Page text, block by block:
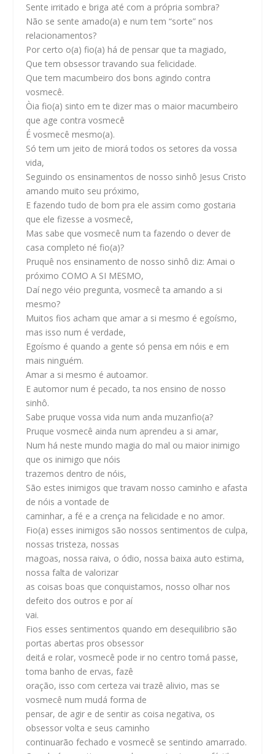
Sente irritado e briga até com a própria sombra?
Não se sente amado(a) e num tem “sorte” nos
relacionamentos?
Por certo o(a) fio(a) há de pensar que ta magiado,
Que tem obsessor travando sua felicidade.
Que tem macumbeiro dos bons agindo contra
vosmecê.
Òia fio(a) sinto em te dizer mas o maior macumbeiro
que age contra vosmecê
É vosmecê mesmo(a).
Só tem um jeito de miorá todos os setores da vossa
vida,
Seguindo os ensinamentos de nosso sinhô Jesus Cristo
amando muito seu próximo,
E fazendo tudo de bom pra ele assim como gostaria
que ele fizesse a vosmecê,
Mas sabe que vosmecê num ta fazendo o dever de
casa completo né fio(a)?
Pruquê nos ensinamento de nosso sinhô diz: Amai o
próximo COMO A SI MESMO,
Daí nego véio pregunta, vosmecê ta amando a si
mesmo?
Muitos fios acham que amar a si mesmo é egoísmo,
mas isso num é verdade,
Egoísmo é quando a gente só pensa em nóis e em
mais ninguém.
Amar a si mesmo é autoamor.
E automor num é pecado, ta nos ensino de nosso
sinhô.
Sabe pruque vossa vida num anda muzanfio(a?
Pruque vosmecê ainda num aprendeu a si amar,
Num há neste mundo magia do mal ou maior inimigo
que os inimigo que nóis
trazemos dentro de nóis,
São estes inimigos que travam nosso caminho e afasta
de nóis a vontade de
caminhar, a fé e a crença na felicidade e no amor.
Fio(a) esses inimigos são nossos sentimentos de culpa,
nossas tristeza, nossas
magoas, nossa raiva, o ódio, nossa baixa auto estima,
nossa falta de valorizar
as coisas boas que conquistamos, nosso olhar nos
defeito dos outros e por aí
vai.
Fios esses sentimentos quando em desequilibrio são
portas abertas pros obsessor
deitá e rolar, vosmecê pode ir no centro tomá passe,
toma banho de ervas, fazê
oração, isso com certeza vai trazê alivio, mas se
vosmecê num mudá forma de
pensar, de agir e de sentir as coisa negativa, os
obsessor volta e seus caminho
continuarão fechado e vosmecê se sentindo amarrado.